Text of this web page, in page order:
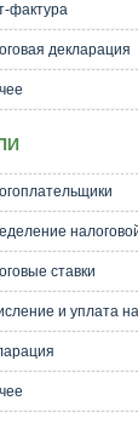
фактура
декларация
ставки
и уплата